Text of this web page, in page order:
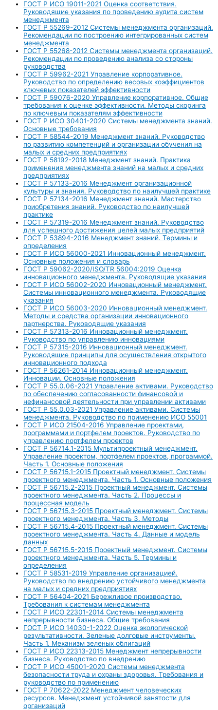
ГОСТ Р ИСО 19011-2021 Оценка соответствия.
Руководящие указания по проведению аудита систем
менеджмента
ГОСТ Р 55269-2012 Системы менеджмента организаций.
Рекомендации по построению интегрированных систем
менеджмента
ГОСТ Р 55268-2012 Системы менеджмента организаций.
Рекомендации по проведению анализа со стороны
руководства
ГОСТ Р 59962-2021 Управление корпоративное.
Руководство по определению весовых коэффициентов
ключевых показателей эффективности
ГОСТ Р 59076-2020 Управление корпоративное. Общие
требования к оценке эффективности. Методы скоринга
по ключевым показателям эффективности
ГОСТ Р ИСО 30401-2020 Системы менеджмента знаний.
Основные требования
ГОСТ Р 58544-2019 Менеджмент знаний. Руководство
по развитию компетенций и организации обучения на
малых и средних предприятиях
ГОСТ Р 58192-2018 Менеджмент знаний. Практика
применения менеджмента знаний на малых и средних
предприятиях
ГОСТ Р 57133-2016 Менеджмент организационной
культуры и знания. Руководство по наилучшей практике
ГОСТ Р 57134-2016 Менеджмент знаний. Мастерство
приобретения знаний. Руководство по наилучшей
практике
ГОСТ Р 57319-2016 Менеджмент знаний. Руководство
для успешного достижения целей малых предприятий
ГОСТ Р 53894-2016 Менеджмент знаний. Термины и
определения
ГОСТ Р ИСО 56000-2021 Инновационный менеджмент.
Основные положения и словарь
ГОСТ Р 59062-2020/ISO/TR 56004:2019 Оценка
инновационного менеджмента. Руководящие указания
ГОСТ Р ИСО 56002-2020 Инновационный менеджмент.
Системы инновационного менеджмента. Руководящие
указания
ГОСТ Р ИСО 56003-2020 Инновационный менеджмент.
Методы и средства организации инновационного
партнерства. Руководящие указания
ГОСТ Р 57313-2016 Инновационный менеджмент.
Руководство по управлению инновациями
ГОСТ Р 57315-2016 Инновационный менеджмент.
Руководящие принципы для осуществления открытого
инновационного подхода
ГОСТ Р 56261-2014 Инновационный менеджмент.
Инновации. Основные положения
ГОСТ Р 55.0.06-2021 Управление активами. Руководство
по обеспечению согласованности финансовой и
нефинансовой деятельности при управлении активами
ГОСТ Р 55.0.03-2021 Управление активами. Системы
менеджмента. Руководство по применению ИСО 55001
ГОСТ Р ИСО 21504-2016 Управление проектами,
программами и портфелем проектов. Руководство по
управлению портфелем проектов
ГОСТ Р 56714.1-2015 Мультипроектный менеджмент.
Управление проектом, портфелем проектов, программой.
Часть 1. Основные положения
ГОСТ Р 56715.1-2015 Проектный менеджмент. Системы
проектного менеджмента. Часть 1. Основные положения
ГОСТ Р 56715.2-2015 Проектный менеджмент. Системы
проектного менеджмента. Часть 2. Процессы и
процессная модель
ГОСТ Р 56715.3-2015 Проектный менеджмент. Системы
проектного менеджмента. Часть 3. Методы
ГОСТ Р 56715.4-2015 Проектный менеджмент. Системы
проектного менеджмента. Часть 4. Данные и модель
данных
ГОСТ Р 56715.5-2015 Проектный менеджмент. Системы
проектного менеджмента. Часть 5. Термины и
определения
ГОСТ Р 58531-2019 Управление организацией.
Руководство по внедрению устойчивого менеджмента
на малых и средних предприятиях
ГОСТ Р 56404-2021 Бережливое производство.
Требования к системам менеджмента
ГОСТ Р ИСО 22301-2014 Системы менеджмента
непрерывности бизнеса. Общие требования
ГОСТ Р ИСО 14030-1-2022 Оценка экологической
результативности. Зеленые долговые инструменты.
Часть 1. Механизм зеленых облигаций
ГОСТ Р ИСО 22313-2015 Менеджмент непрерывности
бизнеса. Руководство по внедрению
ГОСТ Р ИСО 45001-2020 Системы менеджмента
безопасности труда и охраны здоровья. Требования и
руководство по применению
ГОСТ Р 70622-2022 Менеджмент человеческих
ресурсов. Менеджмент устойчивой занятости для
организаций